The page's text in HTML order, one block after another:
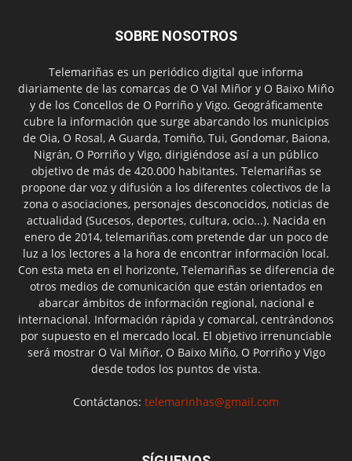
SOBRE NOSOTROS
Telemariñas es un periódico digital que informa
diariamente de las comarcas de O Val Miñor y O Baixo Miño
y de los Concellos de O Porriño y Vigo. Geográficamente
cubre la información que surge abarcando los municipios
de Oia, O Rosal, A Guarda, Tomiño, Tui, Gondomar, Baiona,
Nigrán, O Porriño y Vigo, dirigiéndose así a un público
objetivo de más de 420.000 habitantes. Telemariñas se
propone dar voz y difusión a los diferentes colectivos de la
zona o asociaciones, personajes desconocidos, noticias de
actualidad (Sucesos, deportes, cultura, ocio...). Nacida en
enero de 2014, telemariñas.com pretende dar un poco de
luz a los lectores a la hora de encontrar información local.
Con esta meta en el horizonte, Telemariñas se diferencia de
otros medios de comunicación que están orientados en
abarcar ámbitos de información regional, nacional e
internacional. Información rápida y comarcal, centrándonos
por supuesto en el mercado local. El objetivo irrenunciable
será mostrar O Val Miñor, O Baixo Miño, O Porriño y Vigo
desde todos los puntos de vista.
Contáctanos: telemarinhas@gmail.com